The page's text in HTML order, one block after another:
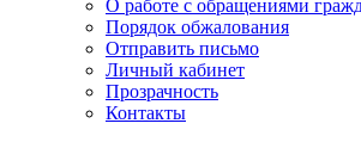
О работе с обращениями
Порядок обжалования
Отправить письмо
Личный кабинет
Прозрачность
Контакты